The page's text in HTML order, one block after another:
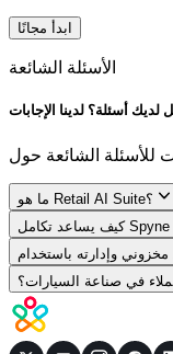
ابدأ مجانًا
الأسئلة الشائعة
ما هو Retail AI Suite؟
في صناعة السيارات؟